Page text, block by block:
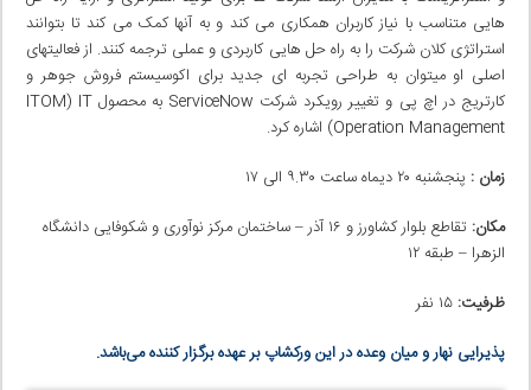
هایی متناسب با نیاز کاربران همکاری می کند و به آنها کمک می کند تا بتوانند
استراتژی کلان شرکت را به راه حل هایی کاربردی و عملی ترجمه کنند. از فعالیتهای
اصلی او میتوان به طراحی تجربه ای جدید برای اکوسیستم فروش جوهر و
کارتریج در اچ پی و تغییر رویکرد شرکت ServiceNow به محصول ITOM) IT
Operation Management) اشاره کرد.
زمان : پنجشنبه ۲۰ دیماه ساعت ۹.۳۰ الی ۱۷
مکان:
تقاطع بلوار کشاورز و ۱۶ آذر – ساختمان مرکز نوآوری و شکوفایی دانشگاه
الزهرا – طبقه ۱۲
ظرفیت: ۱۵ نفر
پذیرایی نهار و میان وعده در این ورکشاپ بر عهده برگزار کننده می‌باشد.